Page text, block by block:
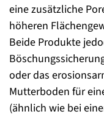
eine zusätzliche
höheren
Beide Produkte
oder das
Mutterboden für
(ähnlich wie bei